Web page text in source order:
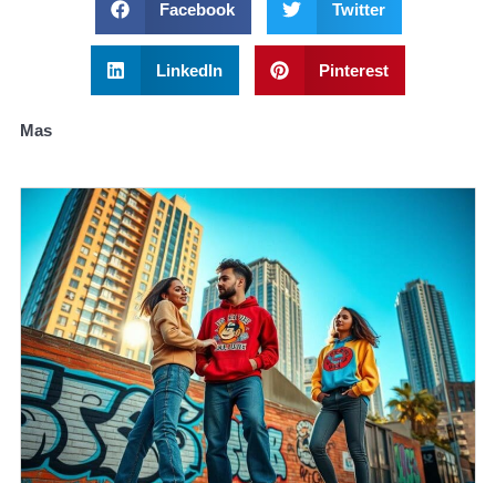
Facebook Twitter
LinkedIn Pinterest
Mas